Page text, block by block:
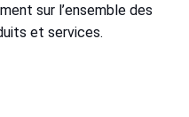
sur l’ensemble des
et services.